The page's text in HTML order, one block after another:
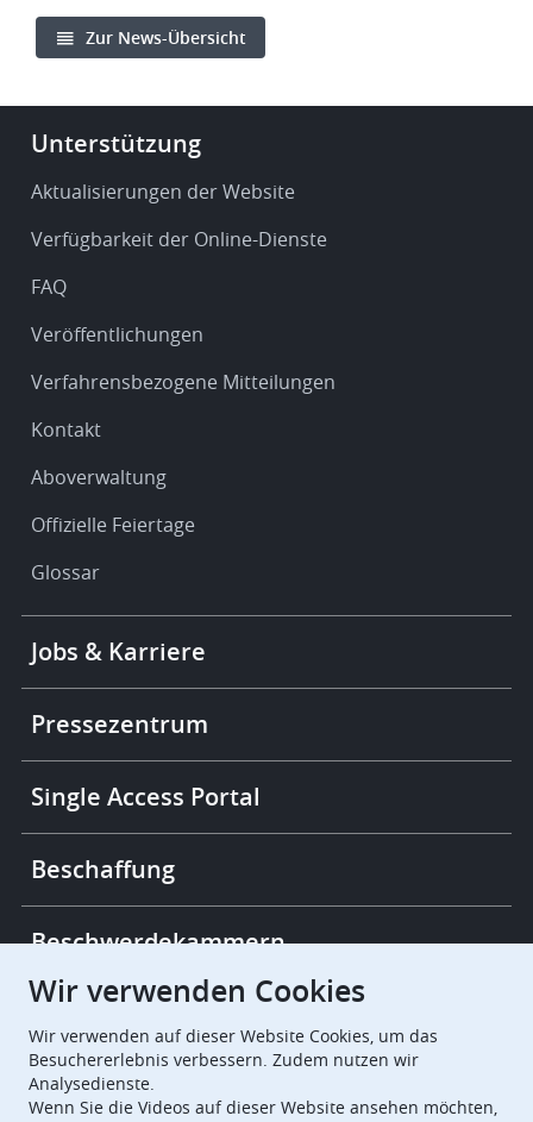
Zur News-Übersicht
Footer
Service
support
Unterstützung
Aktualisierungen der Website
Verfügbarkeit der Online-Dienste
FAQ
Veröffentlichungen
Verfahrensbezogene Mitteilungen
Kontakt
Aboverwaltung
Offizielle Feiertage
Glossar
More
links
Jobs & Karriere
Pressezentrum
Single Access Portal
Beschaffung
Beschwerdekammern
EuropeanPatentOffice
Wir verwenden Cookies
Wir verwenden auf dieser Website Cookies, um das
Besuchererlebnis verbessern. Zudem nutzen wir
Analysedienste.
Wenn Sie die Videos auf dieser Website ansehen möchten,